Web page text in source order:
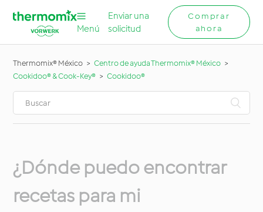
Menú
Enviar una
solicitud
Comprar
ahora
Thermomix® México
Centro de ayuda Thermomix® México
Cookidoo® & Cook-Key®
Cookidoo®
¿Dónde puedo encontrar
recetas para mi